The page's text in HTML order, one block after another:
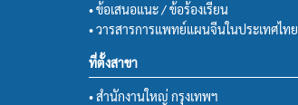
• ข้อเสนอแนะ / ข้อร้องเรียน
• วารสารการแพทย์แผนจีนในประเทศไทย
ที่ตั้งสาขา
• สำนักงานใหญ่ กรุงเทพฯ